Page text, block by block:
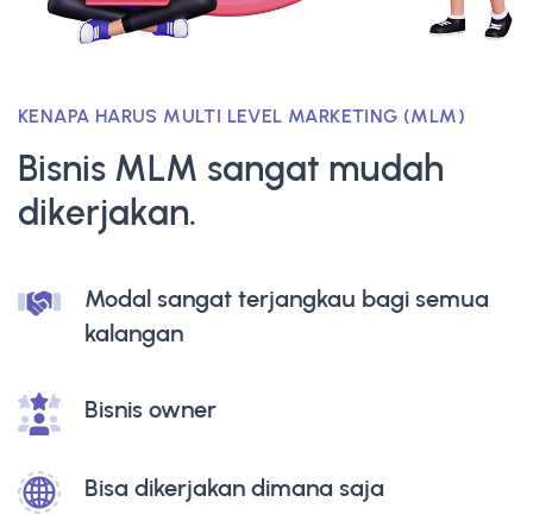
KENAPA HARUS MULTI LEVEL MARKETING (MLM)
Bisnis MLM sangat mudah
dikerjakan.
Modal sangat terjangkau bagi semua
kalangan
Bisnis owner
Bisa dikerjakan dimana saja